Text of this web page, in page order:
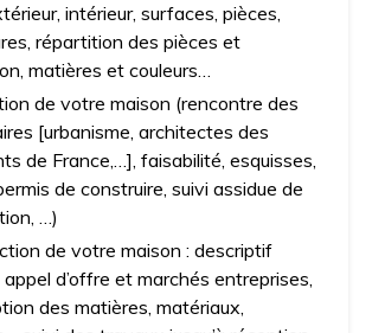
intérieur, surfaces, pièces,
répartition des pièces et
matières et couleurs…
de votre maison (rencontre des
[urbanisme, architectes des
de France,…], faisabilité, esquisses,
de construire, suivi assidue de
…)
de votre maison : descriptif
d’offre et marchés entreprises,
des matières, matériaux,